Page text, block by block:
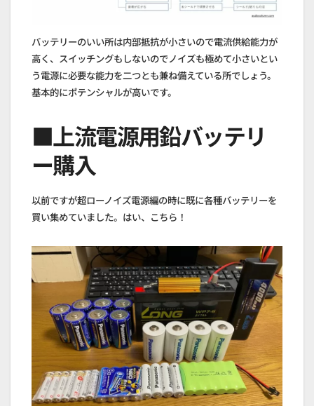
バッテリーのいい所は内部抵抗が小さいので電流供給能力が
高く、スイッチングもしないのでノイズも極めて小さいとい
う電源に必要な能力を二つとも兼ね備えている所でしょう。
基本的にポテンシャルが高いです。
■上流電源用鉛バッテリ
ー購入
以前ですが超ローノイズ電源編の時に既に各種バッテリーを
買い集めていました。はい、こちら！